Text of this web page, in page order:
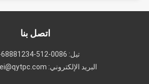
اتصل بنا
تيل: 0086-512-68881234-11
البريد الإلكتروني: zhangwei@qytpc.com